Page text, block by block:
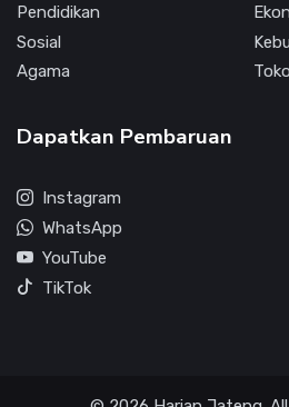
Pendidikan
Sosial
Agama
Dapatkan Pembaruan
Instagram
WhatsApp
YouTube
TikTok